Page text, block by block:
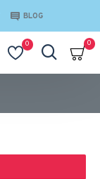
BLOG
0 0